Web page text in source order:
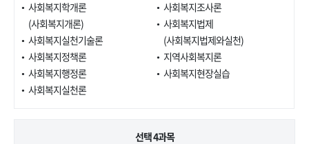
사회복지학개론
(사회복지개론)
사회복지실천기술론
사회복지정책론
사회복지행정론
사회복지실천론
사회복지조사론
사회복지법제
(사회복지법제와실천)
지역사회복지론
사회복지현장실습
선택 4과목